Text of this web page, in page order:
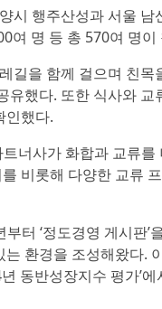
시 행주산성과 서울
여 명 등 총 570여 명이
길을 함께 걸으며 친
유했다. 또한 식사와
인했다.
너사가 화합과 교류
비롯해 다양한 교류
터 ‘정도경영 게시판
환경을 조성해왔다.
동반성장지수 평가’